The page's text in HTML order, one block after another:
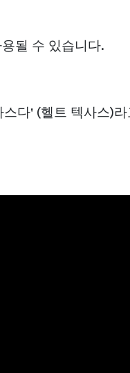
될 수 있습니다.
다' (헬트 텍사스)